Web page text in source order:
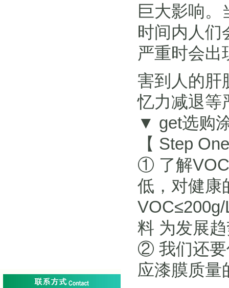
巨大影响
时间内人
严重时会出
害到人的肝
忆力减退等
▼ get选购
【 Step
① 了解
低，对健康
料 为发展
② 我们还要
应漆膜质量